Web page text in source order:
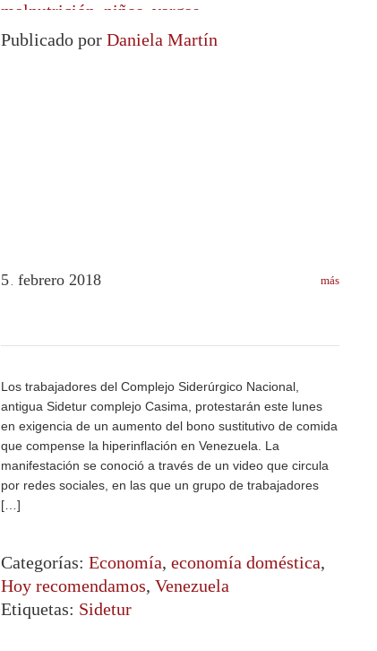
malnutrición niños vargas
Publicado por Daniela Martín
5 febrero 2018
Los trabajadores del Complejo Siderúrgico Nacional,
antigua Sidetur complejo Casima, protestarán este lunes
en exigencia de un aumento del bono sustitutivo de comida
que compense la hiperinflación en Venezuela. La
manifestación se conoció a través de un video que circula
por redes sociales, en las que un grupo de trabajadores
[…]
más
Categorías: Economía, economía doméstica,
Hoy recomendamos, Venezuela
Etiquetas: Sidetur